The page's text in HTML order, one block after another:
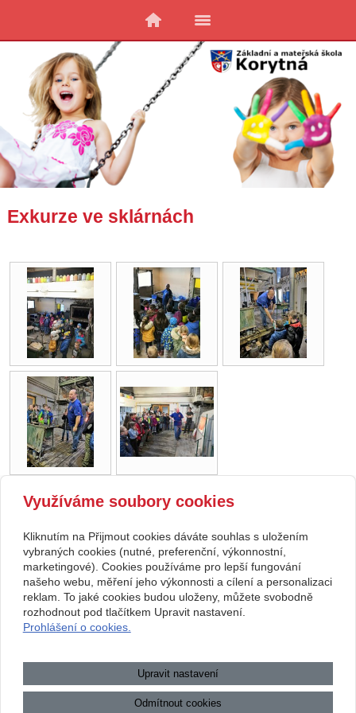
Exkurze ve sklárnách
zpět
Copyright © 2026 Základní škola, Korytná, okres Uherské Hradiště, příspěvková
a
Mapa webu|Zobrazit klasickou verzi
Přístupnost webových stránek|GDPR|
informace
Využíváme soubory cookies
Kliknutím na Přijmout cookies dáváte souhlas s uložením
vybraných cookies (nutné, preferenční, výkonnostní,
marketingové). Cookies používáme pro lepší fungování
našeho webu, měření jeho výkonnosti a cílení a personalizaci
reklam. To jaké cookies budou uloženy, můžete svobodně
rozhodnout pod tlačítkem Upravit nastavení.
Prohlášení o cookies.
Upravit nastavení
Odmítnout cookies